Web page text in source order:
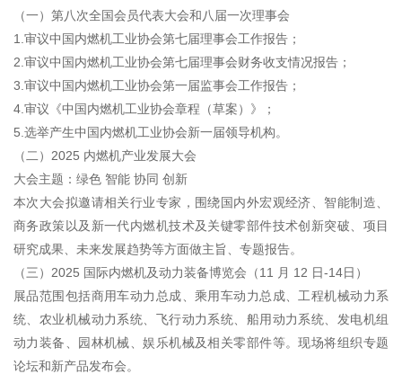
（一）第八次全国会员代表大会和八届一次理事会
1.审议中国内燃机工业协会第七届理事会工作报告；
2.审议中国内燃机工业协会第七届理事会财务收支情况报告；
3.审议中国内燃机工业协会第一届监事会工作报告；
4.审议《中国内燃机工业协会章程（草案）》；
5.选举产生中国内燃机工业协会新一届领导机构。
（二）2025 内燃机产业发展大会
大会主题：绿色 智能 协同 创新
本次大会拟邀请相关行业专家，围绕国内外宏观经济、智能制造、
商务政策以及新一代内燃机技术及关键零部件技术创新突破、项目
研究成果、未来发展趋势等方面做主旨、专题报告。
（三）2025 国际内燃机及动力装备博览会（11 月 12 日-14日）
展品范围包括商用车动力总成、乘用车动力总成、工程机械动力系
统、农业机械动力系统、飞行动力系统、船用动力系统、发电机组
动力装备、园林机械、娱乐机械及相关零部件等。现场将组织专题
论坛和新产品发布会。